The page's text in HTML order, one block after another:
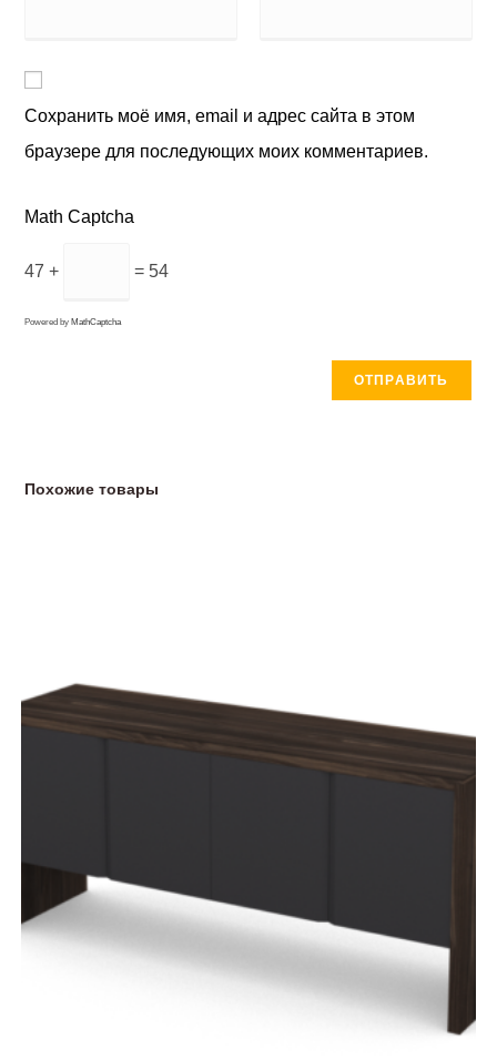
Сохранить моё имя, email и адрес сайта в этом
браузере для последующих моих комментариев.
Math Captcha
47 + = 54
Powered by MathCaptcha
Похожие товары